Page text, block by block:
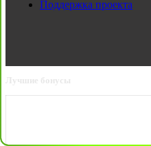
Поддержка проекта
Лучшие бонусы